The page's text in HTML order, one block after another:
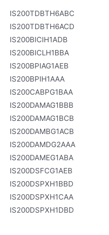
IS200TDBTH6ABC
IS200TDBTH6ACD
IS200BICIH1ADB
IS200BICLH1BBA
IS200BPIAG1AEB
IS200BPIH1AAA
IS200CABPG1BAA
IS200DAMAG1BBB
IS200DAMAG1BCB
IS200DAMBG1ACB
IS200DAMDG2AAA
IS200DAMEG1ABA
IS200DSFCG1AEB
IS200DSPXH1BBD
IS200DSPXH1CAA
IS200DSPXH1DBD